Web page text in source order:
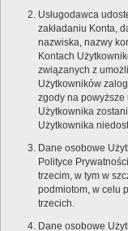
Usługodawca
zakładaniu Konta,
nazwiska, nazwy
Kontach
związanych z
Użytkowników
zgody na powyższe
Użytkownika
Użytkownika
Dane osobowe
Polityce
trzecim, w tym w
podmiotom, w celu
trzecich.
Dane osobowe